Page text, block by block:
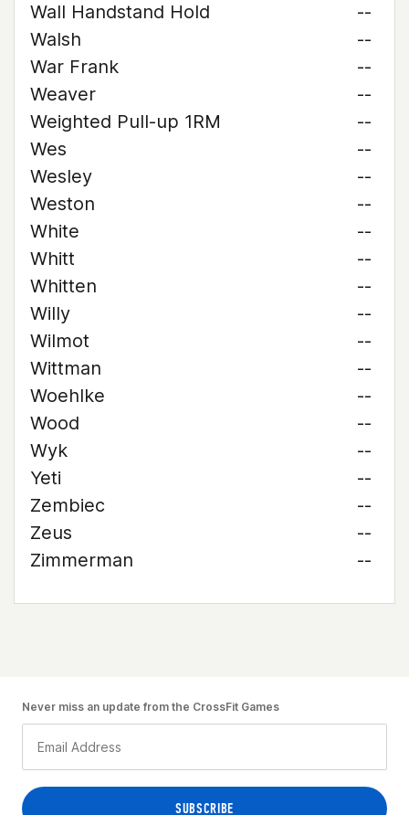
Wall Handstand Hold
--
Walsh
--
War Frank
--
Weaver
--
Weighted Pull-up 1RM
--
Wes
--
Wesley
--
Weston
--
White
--
Whitt
--
Whitten
--
Willy
--
Wilmot
--
Wittman
--
Woehlke
--
Wood
--
Wyk
--
Yeti
--
Zembiec
--
Zeus
--
Zimmerman
--
Never miss an update from the CrossFit Games